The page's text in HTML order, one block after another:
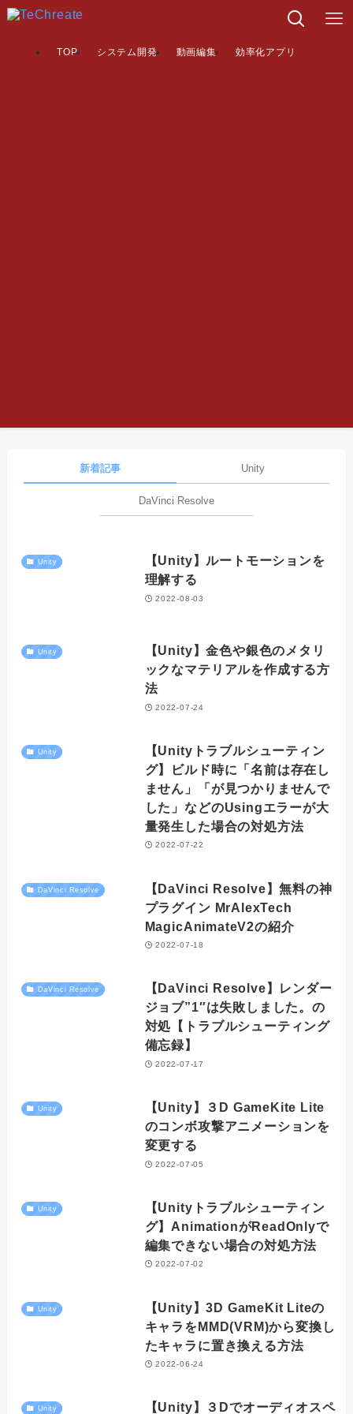
TOP システム開発 動画編集 効率化アプリ
新着記事 Unity
DaVinci Resolve
Unity
【Unity】ルートモーションを
理解する
2022-08-03
Unity
【Unity】金色や銀色のメタリ
ックなマテリアルを作成する方
法
2022-07-24
Unity
【Unityトラブルシューティン
グ】ビルド時に「名前は存在し
ません」「が見つかりませんで
した」などのUsingエラーが大
量発生した場合の対処方法
2022-07-22
DaVinci Resolve
【DaVinci Resolve】無料の神
プラグイン MrAlexTech
MagicAnimateV2の紹介
2022-07-18
DaVinci Resolve
【DaVinci Resolve】レンダー
ジョブ”1″は失敗しました。の
対処【トラブルシューティング
備忘録】
2022-07-17
Unity
【Unity】３D GameKite Lite
のコンボ攻撃アニメーションを
変更する
2022-07-05
Unity
【Unityトラブルシューティン
グ】AnimationがReadOnlyで
編集できない場合の対処方法
2022-07-02
Unity
【Unity】3D GameKit Liteの
キャラをMMD(VRM)から変換し
たキャラに置き換える方法
2022-06-24
Unity 【Unity】３Dでオーディオスペ